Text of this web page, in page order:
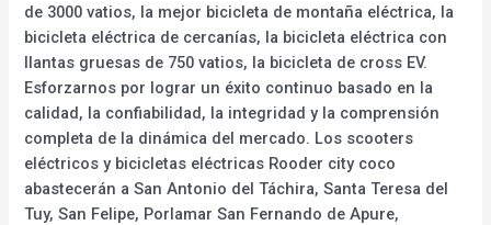
de 3000 vatios, la mejor bicicleta de montaña eléctrica, la
bicicleta eléctrica de cercanías, la bicicleta eléctrica con
llantas gruesas de 750 vatios, la bicicleta de cross EV.
Esforzarnos por lograr un éxito continuo basado en la
calidad, la confiabilidad, la integridad y la comprensión
completa de la dinámica del mercado. Los scooters
eléctricos y bicicletas eléctricas Rooder city coco
abastecerán a San Antonio del Táchira, Santa Teresa del
Tuy, San Felipe, Porlamar San Fernando de Apure,